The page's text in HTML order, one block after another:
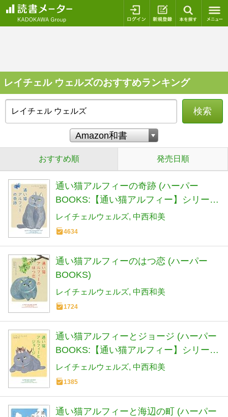
ログイン 新規登録
レイチェル ウェルズのおすすめランキング
検索
おすすめ順 発売日順
通い猫アルフィーの奇跡 (ハーパー
BOOKS:【通い猫アルフィー】シリーズ
第1弾)
レイチェルウェルズ 中西和美
4634
通い猫アルフィーのはつ恋 (ハーパー
BOOKS)
レイチェルウェルズ 中西和美
1724
通い猫アルフィーとジョージ (ハーパー
BOOKS:【通い猫アルフィー】シリーズ
第3弾)
レイチェルウェルズ 中西和美
1385
通い猫アルフィーと海辺の町 (ハーパー